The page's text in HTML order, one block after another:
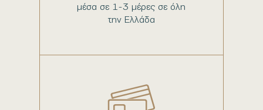
μέσα σε 1-3 μέρες σε όλη
την Ελλάδα